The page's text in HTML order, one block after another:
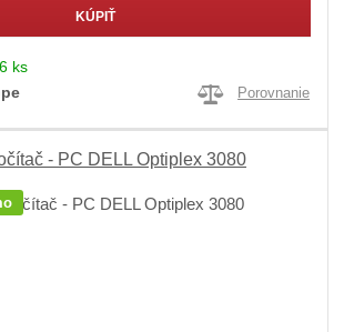
KÚPIŤ
ks
Porovnanie
- PC DELL Optiplex 3080